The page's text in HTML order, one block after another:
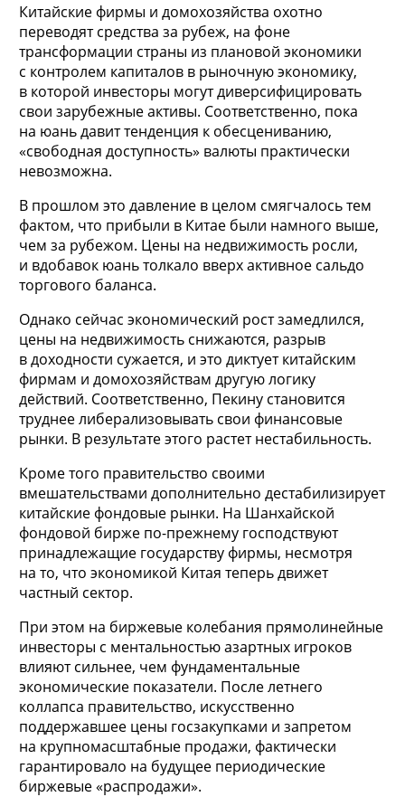
Китайские фирмы и домохозяйства охотно
переводят средства за рубеж, на фоне
трансформации страны из плановой экономики
с контролем капиталов в рыночную экономику,
в которой инвесторы могут диверсифицировать
свои зарубежные активы. Соответственно, пока
на юань давит тенденция к обесцениванию,
«свободная доступность» валюты практически
невозможна.
В прошлом это давление в целом смягчалось тем
фактом, что прибыли в Китае были намного выше,
чем за рубежом. Цены на недвижимость росли,
и вдобавок юань толкало вверх активное сальдо
торгового баланса.
Однако сейчас экономический рост замедлился,
цены на недвижимость снижаются, разрыв
в доходности сужается, и это диктует китайским
фирмам и домохозяйствам другую логику
действий. Соответственно, Пекину становится
труднее либерализовывать свои финансовые
рынки. В результате этого растет нестабильность.
Кроме того правительство своими
вмешательствами дополнительно дестабилизирует
китайские фондовые рынки. На Шанхайской
фондовой бирже по-прежнему господствуют
принадлежащие государству фирмы, несмотря
на то, что экономикой Китая теперь движет
частный сектор.
При этом на биржевые колебания прямолинейные
инвесторы с ментальностью азартных игроков
влияют сильнее, чем фундаментальные
экономические показатели. После летнего
коллапса правительство, искусственно
поддержавшее цены госзакупками и запретом
на крупномасштабные продажи, фактически
гарантировало на будущее периодические
биржевые «распродажи».